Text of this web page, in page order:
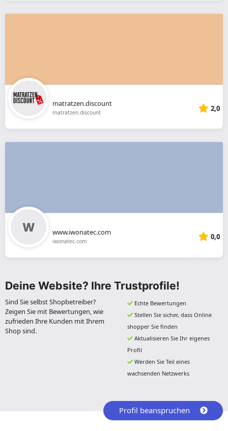
matratzen.discount
matratzen.discount 2,0
www.iwonatec.com
iwonatec.com 0,0
Deine Website? Ihre Trustprofile!
Sind Sie selbst Shopbetreiber?
Zeigen Sie mit Bewertungen, wie
zufrieden Ihre Kunden mit Ihrem
Shop sind.
Echte Bewertungen
Stellen Sie sicher, dass Online
shopper Sie finden
Aktualisieren Sie Ihr eigenes
Profil
Werden Sie Teil eines
wachsenden Netzwerks
Profil beanspruchen